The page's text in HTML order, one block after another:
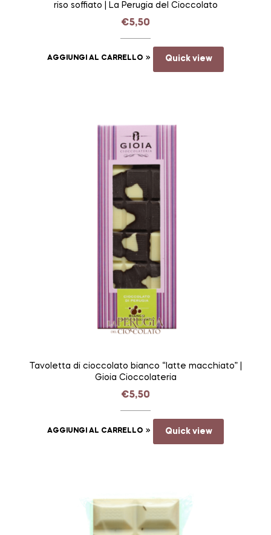
riso soffiato | La Perugia del Cioccolato
€5,50
AGGIUNGI AL CARRELLO Quick view
Tavoletta di cioccolato bianco “latte macchiato” |
Gioia Cioccolateria
€5,50
AGGIUNGI AL CARRELLO Quick view